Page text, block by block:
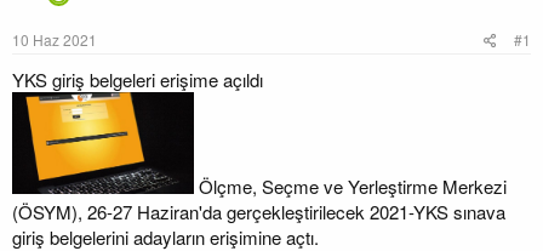
b
a
ş
l
a
t
a
ç
t
r
i
h
i
10 Haz 2021 #1
YKS giriş belgeleri erişime açıldı
Ölçme, Seçme ve Yerleştirme Merkezi
(ÖSYM), 26-27 Haziran'da gerçekleştirilecek 2021-YKS sınava
giriş belgelerini adayların erişimine açtı.